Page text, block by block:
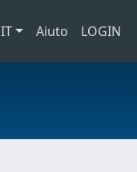
IT Aiuto LOGIN